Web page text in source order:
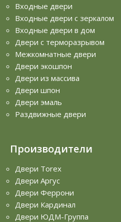
Входные двери
Входные двери с зеркалом
Входные двери в дом
Двери с терморазрывом
Межкомнатные двери
Двери экошпон
Двери из массива
Двери шпон
Двери эмаль
Раздвижные двери
Производители
Двери Torex
Двери Аргус
Двери Феррони
Двери Кардинал
Двери ЮДМ-Группа